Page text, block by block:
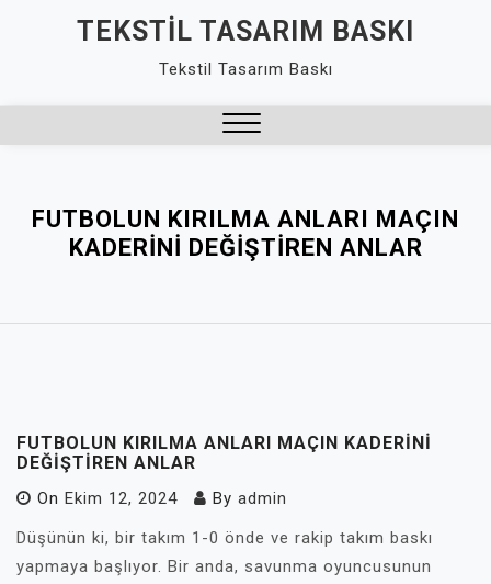
TEKSTIL TASARIM BASKI
Tekstil Tasarım Baskı
FUTBOLUN KIRILMA ANLARI MAÇIN
KADERINI DEĞIŞTIREN ANLAR
FUTBOLUN KIRILMA ANLARI MAÇIN KADERINI
DEĞIŞTIREN ANLAR
On Ekim 12, 2024 By admin
Düşünün ki, bir takım 1-0 önde ve rakip takım baskı
yapmaya başlıyor. Bir anda, savunma oyuncusunun